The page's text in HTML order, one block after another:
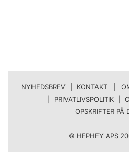
NYHEDSBREV KONTAKT |
PRIVATLIVSPOLITIK
OPSKRIFTER PÅ
© HEPHEY APS